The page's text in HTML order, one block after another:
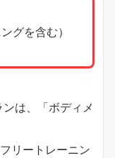
グを含む）
は、「ボディメ
リートレーニン